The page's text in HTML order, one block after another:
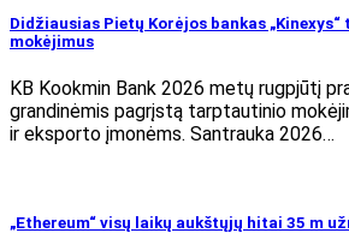
Didžiausias Pietų Korėjos bankas
mokėjimus
KB Kookmin Bank 2026 metų rugpjūtį
grandinėmis pagrįstą tarptautinio
ir eksporto įmonėms. Santrauka 2026…
„Ethereum“ visų laikų aukštųjų hitai 35 m